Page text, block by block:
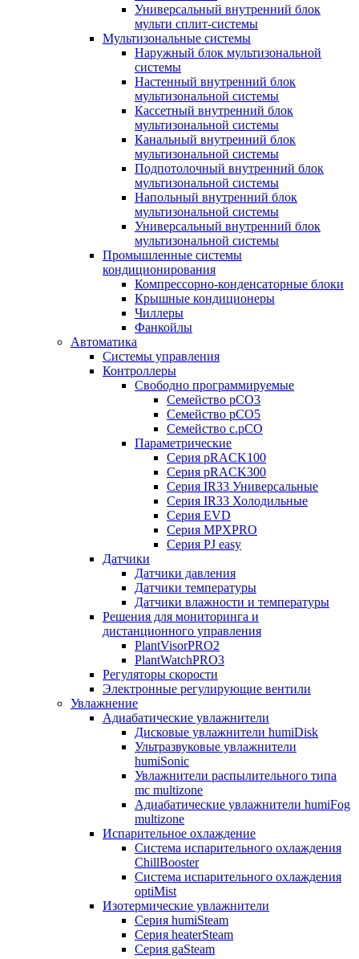
Универсальный внутренний блок
мульти сплит-системы
Мультизональные системы
Наружный блок мультизональной
системы
Настенный внутренний блок
мультизональной системы
Кассетный внутренний блок
мультизональной системы
Канальный внутренний блок
мультизональной системы
Подпотолочный внутренний блок
мультизональной системы
Напольный внутренний блок
мультизональной системы
Универсальный внутренний блок
мультизональной системы
Промышленные системы
кондиционирования
Компрессорно-конденсаторные блоки
Крышные кондиционеры
Чиллеры
Фанкойлы
Автоматика
Системы управления
Контроллеры
Свободно программируемые
Семейство pCO3
Семейство pCO5
Семейство c.pCO
Параметрические
Серия pRACK100
Серия pRACK300
Серия IR33 Универсальные
Серия IR33 Холодильные
Серия EVD
Серия MPXPRO
Серия PJ easy
Датчики
Датчики давления
Датчики температуры
Датчики влажности и температуры
Решения для мониторинга и
дистанционного управления
PlantVisorPRO2
PlantWatchPRO3
Регуляторы скорости
Электронные регулирующие вентили
Увлажнение
Адиабатические увлажнители
Дисковые увлажнители humiDisk
Ультразвуковые увлажнители
humiSonic
Увлажнители распылительного типа
mc multizone
Адиабатические увлажнители humiFog
multizone
Испарительное охлаждение
Система испарительного охлаждения
ChillBooster
Система испарительного охлаждения
optiMist
Изотермические увлажнители
Серия humiSteam
Серия heaterSteam
Серия gaSteam